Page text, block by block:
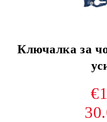
Ключалка за